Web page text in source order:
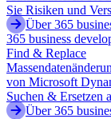
Sie Risiken und
Über 365
365 business
Find & Replace
von Microsoft
Suchen & Ersetzen
Über 365